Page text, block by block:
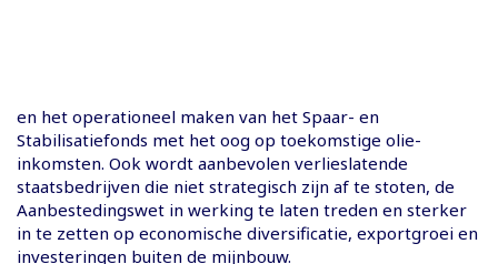
en het operationeel maken van het Spaar- en
Stabilisatiefonds met het oog op toekomstige olie-
inkomsten. Ook wordt aanbevolen verlieslatende
staatsbedrijven die niet strategisch zijn af te stoten, de
Aanbestedingswet in werking te laten treden en sterker
in te zetten op economische diversificatie, exportgroei en
investeringen buiten de mijnbouw.